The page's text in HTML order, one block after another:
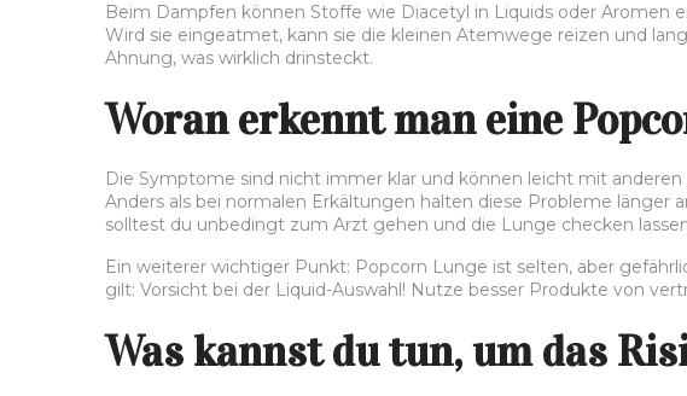
Beim Dampfen können Stoffe wie Diacetyl in Liquids oder
Wird sie eingeatmet, kann sie die kleinen Atemwege reizen und
Ahnung, was wirklich drinsteckt.
Woran erkennt man eine
Die Symptome sind nicht immer klar und können leicht mit
Anders als bei normalen Erkältungen halten diese Probleme
solltest du unbedingt zum Arzt gehen und die Lunge checken
Ein weiterer wichtiger Punkt: Popcorn Lunge ist selten, aber
gilt: Vorsicht bei der Liquid-Auswahl! Nutze besser Produkte von
Was kannst du tun, um das